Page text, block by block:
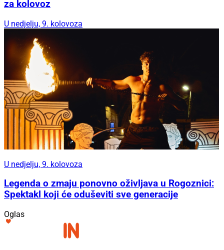
za kolovoz
U nedjelju, 9. kolovoza
U nedjelju, 9. kolovoza
Legenda o zmaju ponovno oživljava u Rogoznici:
Spektakl koji će oduševiti sve generacije
Oglas